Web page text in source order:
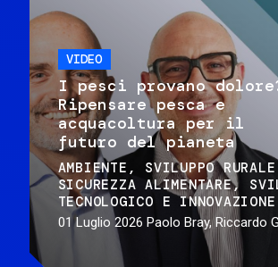
VIDEO
I pesci provano
Ripensare pesca e
acquacoltura per il
futuro del pianeta
AMBIENTE
SVILUPPO
SICUREZZA ALIMENTARE
TECNOLOGICO E INNOVAZIONE
01 Luglio 2026 Paolo Bray, Riccardo